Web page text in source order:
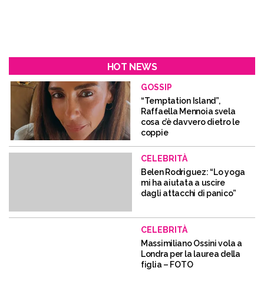
HOT NEWS
GOSSIP
“Temptation Island”,
Raffaella Mennoia svela
cosa c’è davvero dietro le
coppie
CELEBRITÀ
Belen Rodriguez: “Lo yoga
mi ha aiutata a uscire
dagli attacchi di panico”
CELEBRITÀ
Massimiliano Ossini vola a
Londra per la laurea della
figlia – FOTO